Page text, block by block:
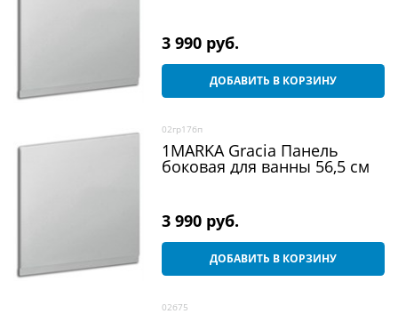
3 990 руб.
ДОБАВИТЬ В КОРЗИНУ
02гр17бп
1MARKA Gracia Панель
боковая для ванны 56,5 см
3 990 руб.
ДОБАВИТЬ В КОРЗИНУ
02б75